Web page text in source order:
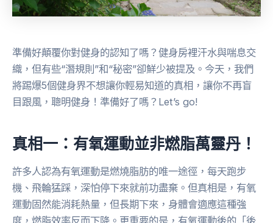
準備好顛覆你對健身的認知了嗎？健身房裡汗水與喘息交
織，但有些“潛規則”和“秘密”卻鮮少被提及。今天，我們
將踢爆5個健身界不想讓你輕易知道的真相，讓你不再盲
目跟風，聰明健身！準備好了嗎？Let’s go!
真相一：有氧運動並非燃脂萬靈丹！
許多人認為有氧運動是燃燒脂肪的唯一途徑，每天跑步
機、飛輪猛踩，深怕停下來就前功盡棄。但真相是，有氧
運動固然能消耗熱量，但長期下來，身體會適應這種強